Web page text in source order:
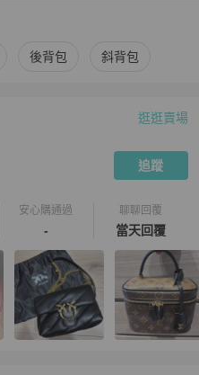
後背包 斜背包
逛逛賣場
追蹤
安心購通過
-
聊聊回覆
當天回覆